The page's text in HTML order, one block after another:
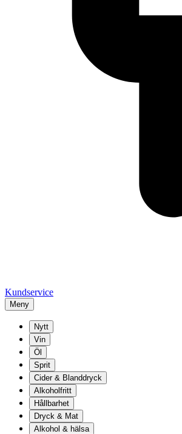
Kundservice
Meny
Nytt
Vin
Öl
Sprit
Cider & Blanddryck
Alkoholfritt
Hållbarhet
Dryck & Mat
Alkohol & hälsa